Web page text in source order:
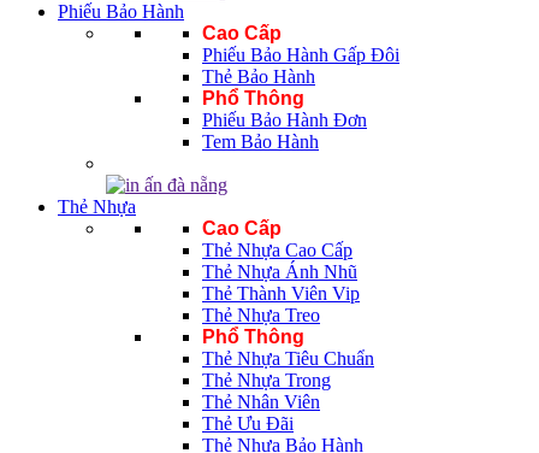
Phiếu Bảo Hành
Cao Cấp
Phiếu Bảo Hành Gấp Đôi
Thẻ Bảo Hành
Phổ Thông
Phiếu Bảo Hành Đơn
Tem Bảo Hành
Thẻ Nhựa
Cao Cấp
Thẻ Nhựa Cao Cấp
Thẻ Nhựa Ánh Nhũ
Thẻ Thành Viên Vip
Thẻ Nhựa Treo
Phổ Thông
Thẻ Nhựa Tiêu Chuẩn
Thẻ Nhựa Trong
Thẻ Nhân Viên
Thẻ Ưu Đãi
Thẻ Nhựa Bảo Hành